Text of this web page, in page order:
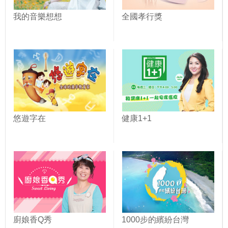
我的音樂想想 全國孝行獎
悠遊字在 健康1+1
廚娘香Q秀 1000步的繽紛台灣